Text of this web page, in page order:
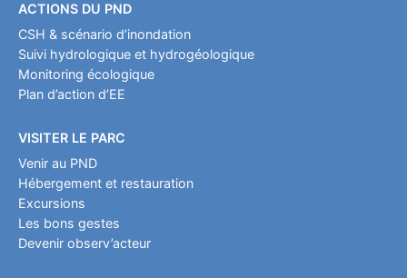
ACTIONS DU PND
CSH & scénario d’inondation
Suivi hydrologique et hydrogéologique
Monitoring écologique
Plan d’action d’EE
VISITER LE PARC
Venir au PND
Hébergement et restauration
Excursions
Les bons gestes
Devenir observ’acteur